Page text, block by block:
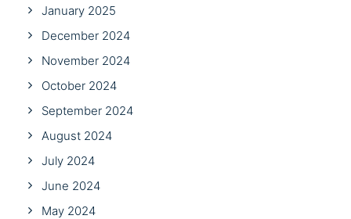
January 2025
December 2024
November 2024
October 2024
September 2024
August 2024
July 2024
June 2024
May 2024